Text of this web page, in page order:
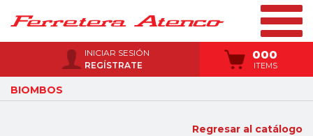
INICIAR SESIÓN
REGÍSTRATE
000
ITEMS
BIOMBOS
Regresar al catálogo